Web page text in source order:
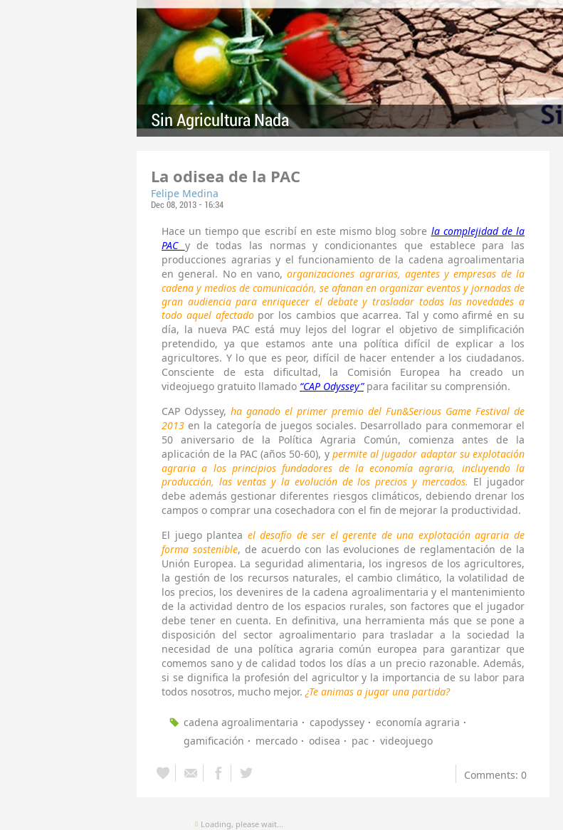
Sin Agricultura Nada
La odisea de la PAC
Felipe Medina
Dec 08, 2013 - 16:34
Hace un tiempo que escribí en este mismo blog sobre la complejidad de la
PAC y de todas las normas y condicionantes que establece para las
producciones agrarias y el funcionamiento de la cadena agroalimentaria
en general. No en vano,organizaciones agrarias, agentes y empresas de la
cadena y medios de comunicación, se afanan en organizar eventos y jornadas de
gran audiencia para enriquecer el debate y trasladar todas las novedades a
todo aquel afectadopor los cambios que acarrea. Tal y como afirmé en su
día, la nueva PAC está muy lejos del lograr el objetivo de simplificación
pretendido, ya que estamos ante una política difícil de explicar a los
agricultores. Y lo que es peor, difícil de hacer entender a los ciudadanos.
Consciente de esta dificultad, la Comisión Europea ha creado un
videojuego gratuito llamado “CAP Odyssey”para facilitar su comprensión.
CAP Odyssey, ha ganado el primer premio del Fun&Serious Game Festival de
2013 en la categoría de juegos sociales. Desarrollado para conmemorar el
50 aniversario de la Política Agraria Común, comienza antes de la
aplicación de la PAC (años 50-60), y permite al jugador adaptar su explotación
agraria a los principios fundadores de la economía agraria, incluyendo la
producción, las ventas y la evolución de los precios y mercados. El jugador
debe además gestionar diferentes riesgos climáticos, debiendo drenar los
campos o comprar una cosechadora con el fin de mejorar la productividad.
El juego plantea el desafío de ser el gerente de una explotación agraria de
forma sostenible, de acuerdo con las evoluciones de reglamentación de la
Unión Europea. La seguridad alimentaria, los ingresos de los agricultores,
la gestión de los recursos naturales, el cambio climático, la volatilidad de
los precios, los devenires de la cadena agroalimentaria y el mantenimiento
de la actividad dentro de los espacios rurales, son factores que el jugador
debe tener en cuenta. En definitiva, una herramienta más que se pone a
disposición del sector agroalimentario para trasladar a la sociedad la
necesidad de una política agraria común europea para garantizar que
comemos sano y de calidad todos los días a un precio razonable. Además,
si se dignifica la profesión del agricultor y la importancia de su labor para
todos nosotros, mucho mejor. ¿Te animas a jugar una partida?
cadena agroalimentaria capodyssey
economía agraria
gamificación
mercado odisea pac videojuego
Comments: 0
Loading, please wait...